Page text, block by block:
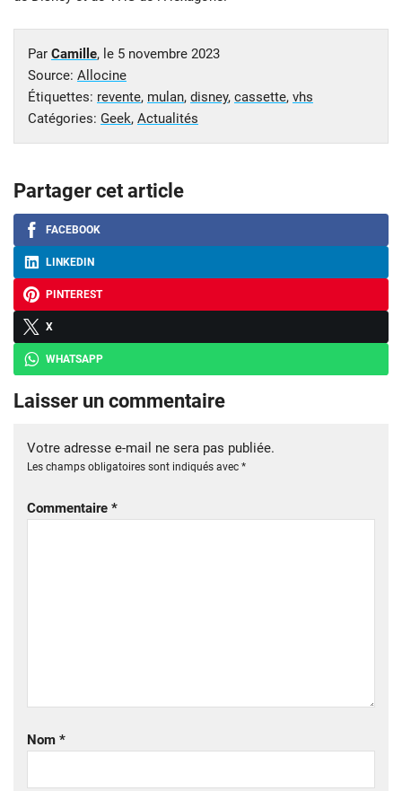
Par Camille, le 5 novembre 2023
Source: Allocine
Étiquettes: revente, mulan, disney, cassette, vhs
Catégories: Geek, Actualités
Partager cet article
FACEBOOK
LINKEDIN
PINTEREST
X
WHATSAPP
Laisser un commentaire
Votre adresse e-mail ne sera pas publiée.
Les champs obligatoires sont indiqués avec *
Commentaire *
Nom *